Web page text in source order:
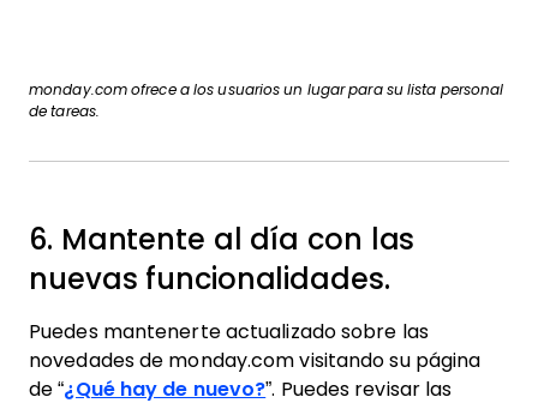
monday.com ofrece a los usuarios un lugar para su lista personal
de tareas.
6. Mantente al día con las
nuevas funcionalidades.
Puedes mantenerte actualizado sobre las
novedades de monday.com visitando su página
de “¿Qué hay de nuevo?”. Puedes revisar las